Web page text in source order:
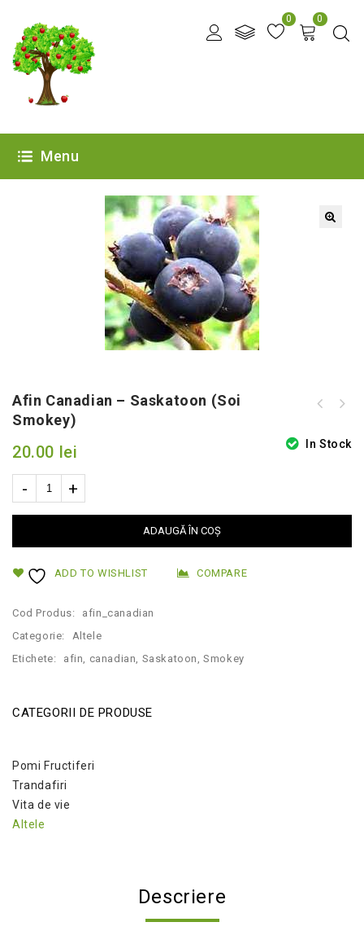
0 0
Menu
Afin Canadian – Saskatoon (soi
Smokey)
20.00 lei In Stock
ADAUGĂ ÎN COȘ
ADD TO WISHLIST COMPARE
Cod Produs:
afin_canadian
Categorie:
Altele
Etichete:
afin, canadian, Saskatoon,Smokey
CATEGORII DE PRODUSE
Pomi Fructiferi
Trandafiri
Vita de vie
Altele
Descriere